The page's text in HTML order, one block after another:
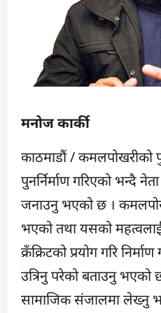
मनोज कार्की
काठमाडौं / कमलपोखरीको
पुनर्निर्माण गरिएको भन्दै
जनाउनु भएको छ ।
भएको तथा यसको
क्रँक्रिटको प्रयोग गरि
उत्रिनु परेको बताउनु
सामाजिक संजालमा लेख्नु